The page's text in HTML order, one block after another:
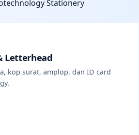
Letterhead
kop surat, amplop, dan ID card